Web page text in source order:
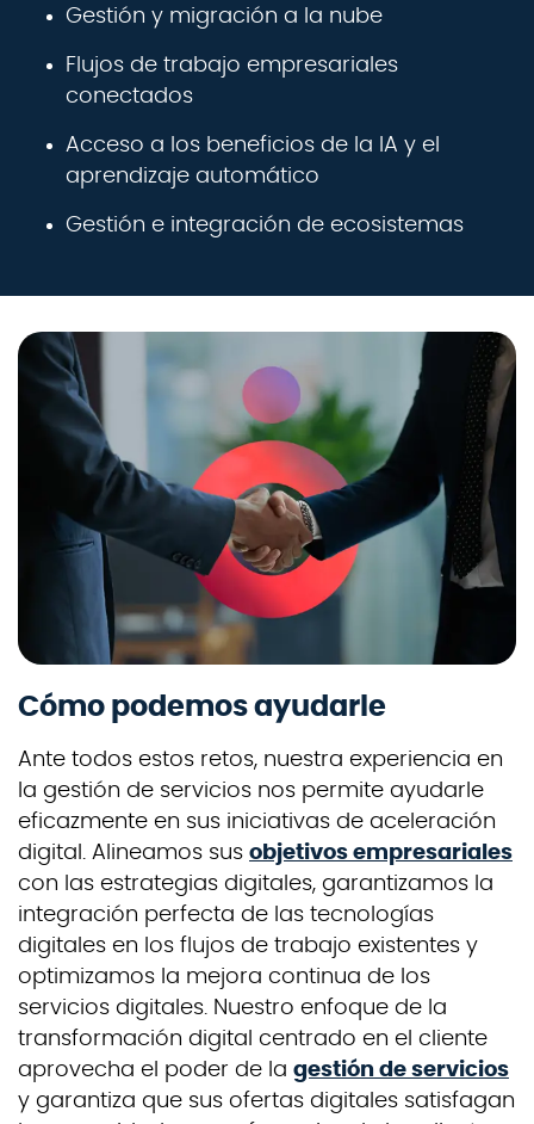
Gestión y migración a la nube
Flujos de trabajo empresariales
conectados
Acceso a los beneficios de la IA y el
aprendizaje automático
Gestión e integración de ecosistemas
Cómo podemos ayudarle
Ante todos estos retos, nuestra experiencia en
la gestión de servicios nos permite ayudarle
eficazmente en sus iniciativas de aceleración
digital. Alineamos sus objetivos empresariales
con las estrategias digitales, garantizamos la
integración perfecta de las tecnologías
digitales en los flujos de trabajo existentes y
optimizamos la mejora continua de los
servicios digitales. Nuestro enfoque de la
transformación digital centrado en el cliente
aprovecha el poder de la gestión de servicios
y garantiza que sus ofertas digitales satisfagan